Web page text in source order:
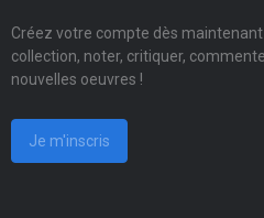
Créez votre compte dès
collection, noter, critiquer,
nouvelles oeuvres !
Je m'inscris